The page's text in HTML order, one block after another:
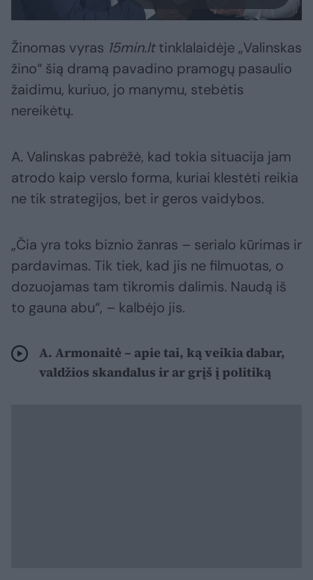
Žinomas vyras 15min.lttinklalaidėje „Valinskas
žino“ šią dramą pavadino pramogų pasaulio
žaidimu, kuriuo, jo manymu, stebėtis
nereikėtų.
A. Valinskas pabrėžė, kad tokia situacija jam
atrodo kaip verslo forma, kuriai klestėti reikia
ne tik strategijos, bet ir geros vaidybos.
„Čia yra toks biznio žanras – serialo kūrimas ir
pardavimas. Tik tiek, kad jis ne filmuotas, o
dozuojamas tam tikromis dalimis. Naudą iš
to gauna abu“, – kalbėjo jis.
A. Armonaitė – apie tai, ką veikia dabar,
valdžios skandalus ir ar grįš į politiką